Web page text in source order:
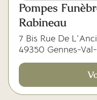
Pompes
Rabineau
7 Bis Rue De
49350 Gennes-